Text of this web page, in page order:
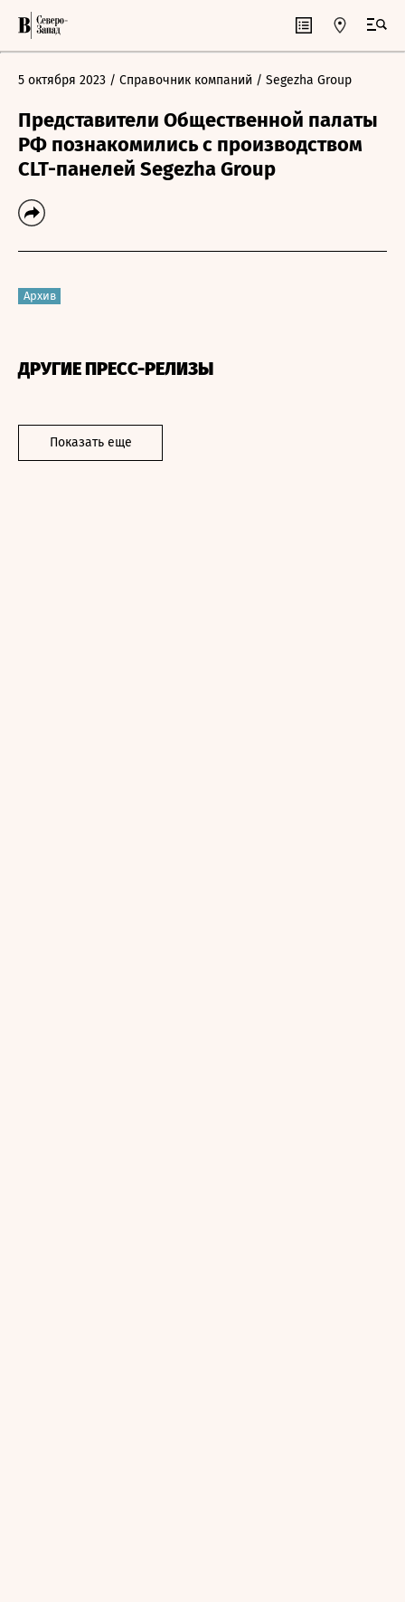
5 октября 2023 / Справочник компаний / Segezha Group
Представители Общественной палаты
РФ познакомились с производством
CLT-панелей Segezha Group
Архив
ДРУГИЕ ПРЕСС-РЕЛИЗЫ
Показать еще